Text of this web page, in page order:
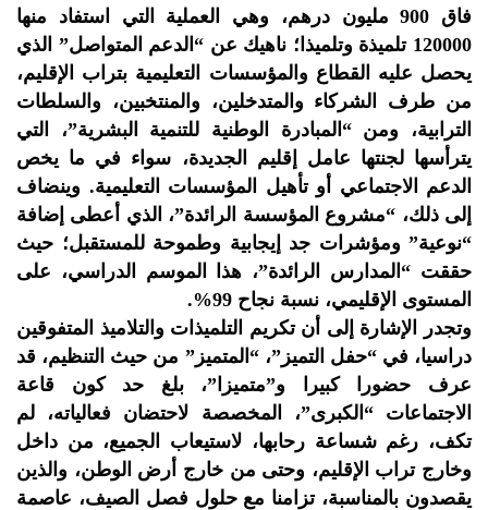
فاق 900 مليون درهم، وهي العملية التي استفاد منها
120000 تلميذة وتلميذا؛ ناهيك عن “الدعم المتواصل” الذي
يحصل عليه القطاع والمؤسسات التعليمية بتراب الإقليم،
من طرف الشركاء والمتدخلين، والمنتخبين، والسلطات
الترابية، ومن “المبادرة الوطنية للتنمية البشرية”، التي
يترأسها لجنتها عامل إقليم الجديدة، سواء في ما يخص
الدعم الاجتماعي أو تأهيل المؤسسات التعليمية. وينضاف
إلى ذلك، “مشروع المؤسسة الرائدة”، الذي أعطى إضافة
“نوعية” ومؤشرات جد إيجابية وطموحة للمستقبل؛ حيث
حققت “المدارس الرائدة”، هذا الموسم الدراسي، على
المستوى الإقليمي، نسبة نجاح 99%.
وتجدر الإشارة إلى أن تكريم التلميذات والتلاميذ المتفوقين
دراسيا، في “حفل التميز”، “المتميز” من حيث التنظيم، قد
عرف حضورا كبيرا و”متميزا”، بلغ حد كون قاعة
الاجتماعات “الكبرى”، المخصصة لاحتضان فعالياته، لم
تكف، رغم شساعة رحابها، لاستيعاب الجميع، من داخل
وخارج تراب الإقليم، وحتى من خارج أرض الوطن، والذين
يقصدون بالمناسبة، تزامنا مع حلول فصل الصيف، عاصمة